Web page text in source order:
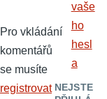
Pro vkládání
komentářů
se musíte
registrovat
vaše
ho
hesl
a
NEJSTE